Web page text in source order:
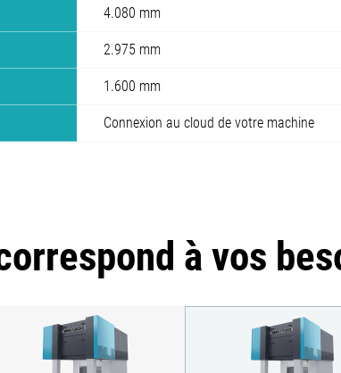
4.080 mm
2.975 mm
1.600 mm
Connexion au cloud de votre machine
à vos